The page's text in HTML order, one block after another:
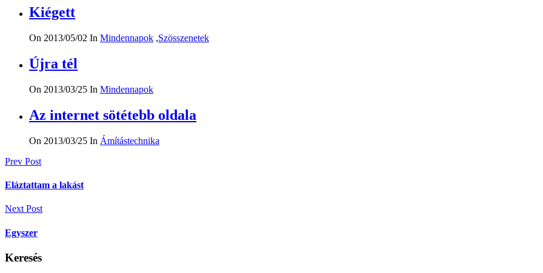
Kiégett
On 2013/05/02 In Mindennapok ,Szösszenetek
Újra tél
On 2013/03/25 In Mindennapok
Az internet sötétebb oldala
On 2013/03/25 In Ámítástechnika
Bejegyzés
navigáció
Prev Post
Eláztattam a lakást
Next Post
Egyszer
Keresés